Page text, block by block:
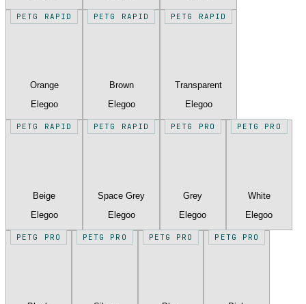
PETG RAPID
Orange
Elegoo
PETG RAPID
Brown
Elegoo
PETG RAPID
Transparent
Elegoo
PETG RAPID
Beige
Elegoo
PETG RAPID
Space Grey
Elegoo
PETG PRO
Grey
Elegoo
PETG PRO
White
Elegoo
PETG PRO PETG PRO PETG PRO PETG PRO